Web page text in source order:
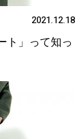
2021.12.18
ト」って知っ